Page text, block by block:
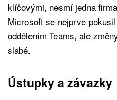
klíčovými, nesmí jedna
Microsoft se nejprve
oddělením Teams, ale
slabé.
Ústupky a závazky